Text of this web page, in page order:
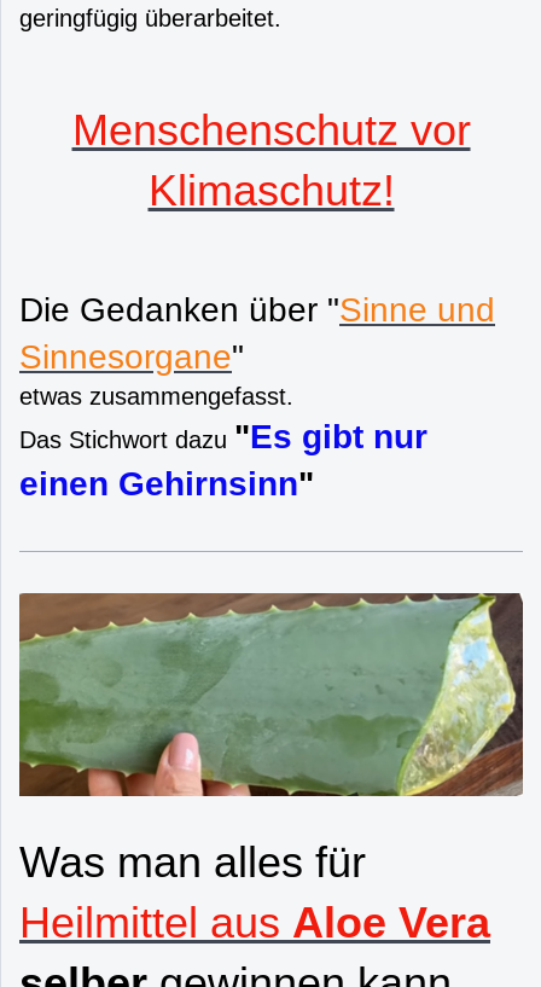
geringfügig überarbeitet.
Menschenschutz vor
Klimaschutz!
Die Gedanken über "Sinne und
Sinnesorgane"
etwas zusammengefasst.
Das Stichwort dazu "Es gibt nur
einen Gehirnsinn"
Was man alles für
Heilmittel aus Aloe Vera